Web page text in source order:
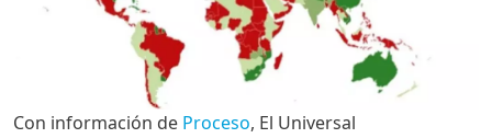
Con información de Proceso, El Universal